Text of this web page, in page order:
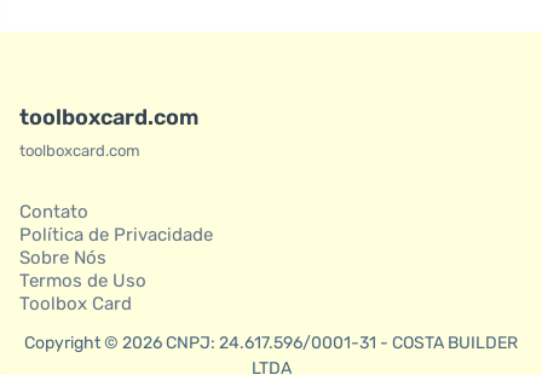
toolboxcard.com
toolboxcard.com
Contato
Política de Privacidade
Sobre Nós
Termos de Uso
Toolbox Card
Copyright © 2026 CNPJ: 24.617.596/0001-31 - COSTA BUILDER
LTDA